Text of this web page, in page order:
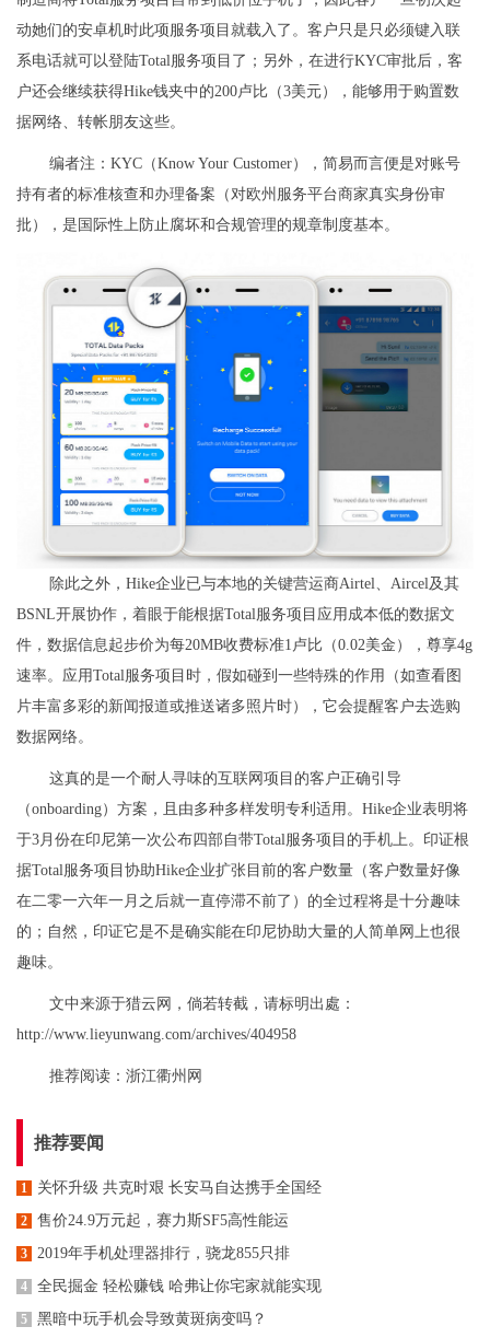
动她们的安卓机时此项服务项目就载入了。客户只是只必须键入联
系电话就可以登陆Total服务项目了；另外，在进行KYC审批后，客
户还会继续获得Hike钱夹中的200卢比（3美元），能够用于购置数
据网络、转帐朋友这些。
编者注：KYC（Know Your Customer），简易而言便是对账号
持有者的标准核查和办理备案（对欧州服务平台商家真实身份审
批），是国际性上防止腐坏和合规管理的规章制度基本。
除此之外，Hike企业已与本地的关键营运商Airtel、Aircel及其
BSNL开展协作，着眼于能根据Total服务项目应用成本低的数据文
件，数据信息起步价为每20MB收费标准1卢比（0.02美金），尊享4g
速率。应用Total服务项目时，假如碰到一些特殊的作用（如查看图
片丰富多彩的新闻报道或推送诸多照片时），它会提醒客户去选购
数据网络。
这真的是一个耐人寻味的互联网项目的客户正确引导
（onboarding）方案，且由多种多样发明专利适用。Hike企业表明将
于3月份在印尼第一次公布四部自带Total服务项目的手机上。印证根
据Total服务项目协助Hike企业扩张目前的客户数量（客户数量好像
在二零一六年一月之后就一直停滞不前了）的全过程将是十分趣味
的；自然，印证它是不是确实能在印尼协助大量的人简单网上也很
趣味。
文中来源于猎云网，倘若转截，请标明出處：
http://www.lieyunwang.com/archives/404958
推荐阅读： 浙江衢州网
推荐要闻
1 关怀升级 共克时艰 长安马自达携手全国经
2 售价24.9万元起，赛力斯SF5高性能运
3 2019年手机处理器排行，骁龙855只排
4 全民掘金 轻松赚钱 哈弗让你宅家就能实现
5 黑暗中玩手机会导致黄斑病变吗？